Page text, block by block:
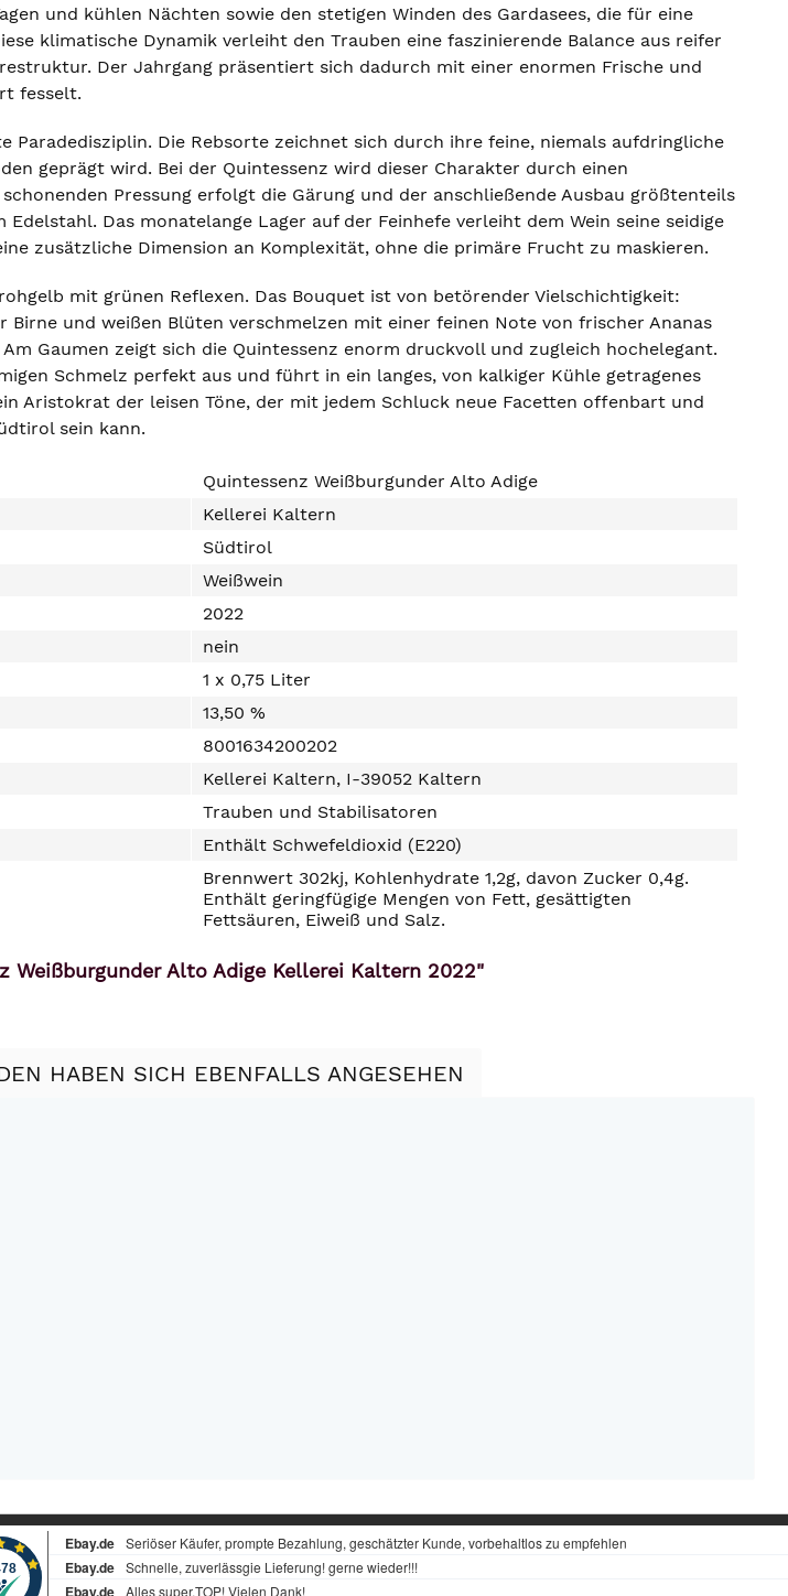
und kühlen Nächten sowie den stetigen Winden des Gardasees, die für eine
klimatische Dynamik verleiht den Trauben eine faszinierende Balance aus reifer
Der Jahrgang präsentiert sich dadurch mit einer enormen Frische und
fesselt.
Paradedisziplin. Die Rebsorte zeichnet sich durch ihre feine, niemals aufdringliche
geprägt wird. Bei der Quintessenz wird dieser Charakter durch einen
Pressung erfolgt die Gärung und der anschließende Ausbau größtenteils
Das monatelange Lager auf der Feinhefe verleiht dem Wein seine seidige
zusätzliche Dimension an Komplexität, ohne die primäre Frucht zu maskieren.
mit grünen Reflexen. Das Bouquet ist von betörender Vielschichtigkeit:
Birne und weißen Blüten verschmelzen mit einer feinen Note von frischer Ananas
Gaumen zeigt sich die Quintessenz enorm druckvoll und zugleich hochelegant.
Schmelz perfekt aus und führt in ein langes, von kalkiger Kühle getragenes
Aristokrat der leisen Töne, der mit jedem Schluck neue Facetten offenbart und
sein kann.
Quintessenz Weißburgunder Alto Adige
Kellerei Kaltern
Südtirol
Weißwein
2022
nein
1 x 0,75 Liter
13,50 %
8001634200202
Kellerei Kaltern, I-39052 Kaltern
Trauben und Stabilisatoren
Enthält Schwefeldioxid (E220)
Brennwert 302kj, Kohlenhydrate 1,2g, davon Zucker 0,4g.
Enthält geringfügige Mengen von Fett, gesättigten
Fettsäuren, Eiweiß und Salz.
Weißburgunder Alto Adige Kellerei Kaltern 2022"
HABEN SICH EBENFALLS ANGESEHEN